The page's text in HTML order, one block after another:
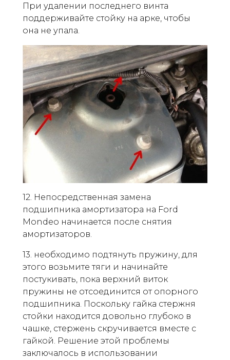
При удалении последнего винта
поддерживайте стойку на арке, чтобы
она не упала.
12. Непосредственная замена
подшипника амортизатора на Ford
Mondeo начинается после снятия
амортизаторов.
13. необходимо подтянуть пружину, для
этого возьмите тяги и начинайте
постукивать, пока верхний виток
пружины не отсоединится от опорного
подшипника. Поскольку гайка стержня
стойки находится довольно глубоко в
чашке, стержень скручивается вместе с
гайкой. Решение этой проблемы
заключалось в использовании